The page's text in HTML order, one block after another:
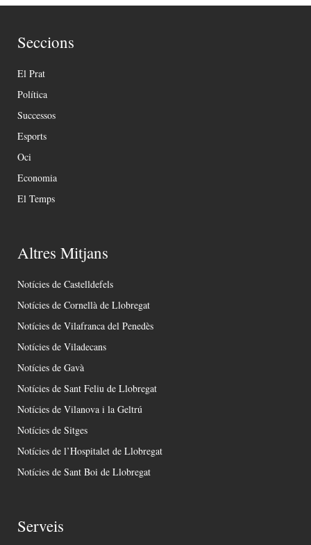
Seccions
El Prat
Política
Successos
Esports
Oci
Economia
El Temps
Altres Mitjans
Notícies de Castelldefels
Notícies de Cornellà de Llobregat
Notícies de Vilafranca del Penedès
Notícies de Viladecans
Notícies de Gavà
Notícies de Sant Feliu de Llobregat
Notícies de Vilanova i la Geltrú
Notícies de Sitges
Notícies de l’Hospitalet de Llobregat
Notícies de Sant Boi de Llobregat
Serveis